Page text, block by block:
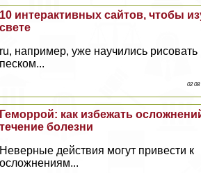
10 интеpaктивных сайтов, чтобы
свете
ru, например, уже научились рисовать
песком...
02 08
Геморрой: как избежать
течение болезни
Неверные действия могут привести к
осложнениям...